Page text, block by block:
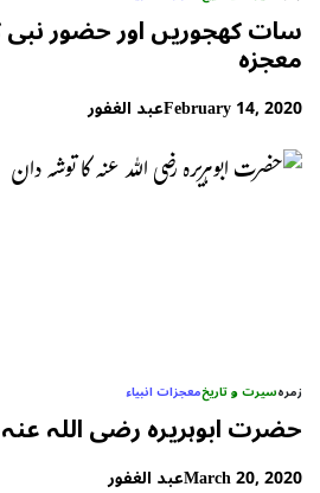
سات کھجوریں اور حضور
معجزہ
February 14, 2020عبد الغفور
زمرہسیرت و تاریخمعجزات انبیاء
حضرت ابوہریرہ رضی اللہ
March 20, 2020عبد الغفور